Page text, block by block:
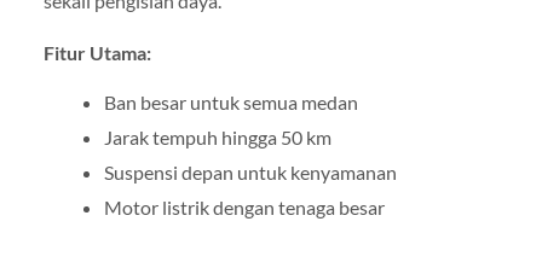
Fitur Utama:
Ban besar untuk semua medan
Jarak tempuh hingga 50 km
Suspensi depan untuk kenyamanan
Motor listrik dengan tenaga besar